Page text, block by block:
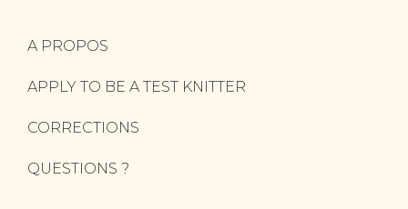
A PROPOS
APPLY TO BE A TEST KNITTER
CORRECTIONS
QUESTIONS ?